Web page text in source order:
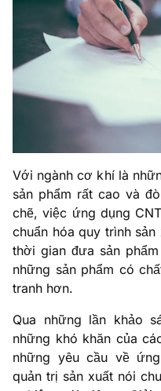
Với ngành cơ khí là
sản phẩm rất cao và
chẽ, việc ứng dụng
chuẩn hóa quy trình
thời gian đưa sản
những sản phẩm có
tranh hơn.
Qua những lần khảo
những khó khăn của
những yêu cầu về
quản trị sản xuất nói